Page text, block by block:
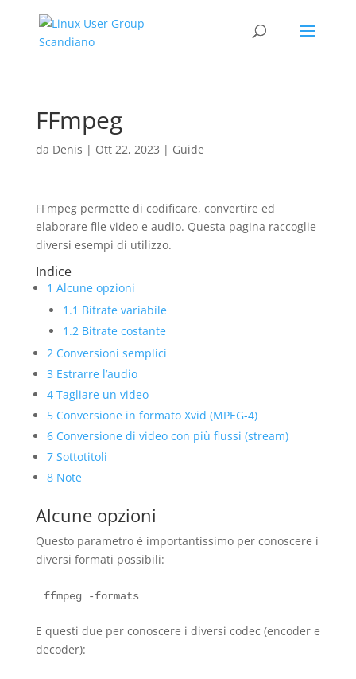
FFmpeg
da Denis | Ott 22, 2023 | Guide
FFmpeg permette di codificare, convertire ed
elaborare file video e audio. Questa pagina raccoglie
diversi esempi di utilizzo.
Indice
1 Alcune opzioni
1.1 Bitrate variabile
1.2 Bitrate costante
2 Conversioni semplici
3 Estrarre l’audio
4 Tagliare un video
5 Conversione in formato Xvid (MPEG-4)
6 Conversione di video con più flussi (stream)
7 Sottotitoli
8 Note
Alcune opzioni
Questo parametro è importantissimo per conoscere i
diversi formati possibili:
E questi due per conoscere i diversi codec (encoder e
decoder):